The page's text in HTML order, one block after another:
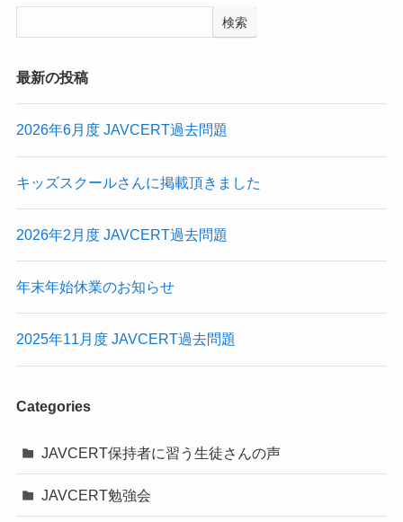
検索
最新の投稿
2026年6月度 JAVCERT過去問題
キッズスクールさんに掲載頂きました
2026年2月度 JAVCERT過去問題
年末年始休業のお知らせ
2025年11月度 JAVCERT過去問題
Categories
JAVCERT保持者に習う生徒さんの声
JAVCERT勉強会